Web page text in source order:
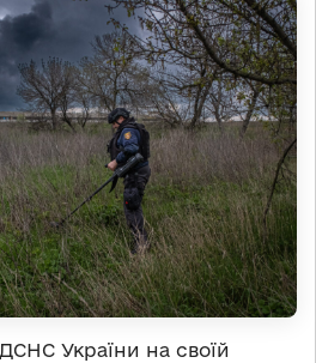
ДСНС України на своїй